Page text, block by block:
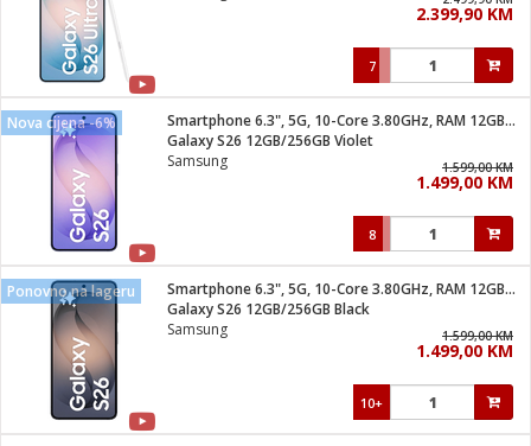
2.399,90 KM
7
Nova cijena -6%
Smartphone 6.3", 5G, 10-Core 3.80GHz, RAM 12GB, 50Mpixel
Galaxy S26 12GB/256GB Violet
Samsung
1.599,00 KM
1.499,00 KM
8
Ponovno na lageru
Smartphone 6.3", 5G, 10-Core 3.80GHz, RAM 12GB, 50Mpixel
Galaxy S26 12GB/256GB Black
Samsung
1.599,00 KM
1.499,00 KM
10+